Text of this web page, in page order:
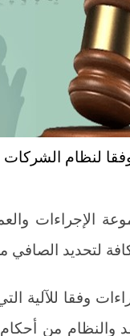
لنظام الشركات
الإجراءات
لتحديد الصافي
وفقا للآلية
والنظام من